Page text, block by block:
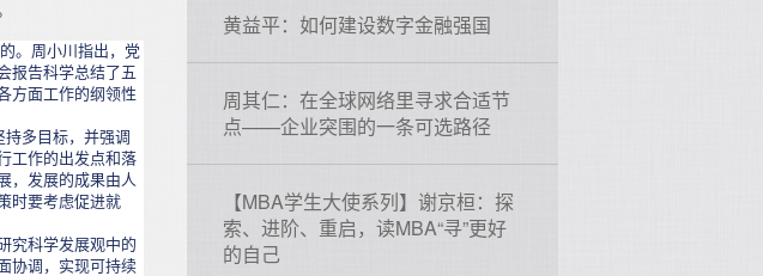
。周小川指出，党
报告科学总结了五
方面工作的纲领性
多目标，并强调
工作的出发点和落
，发展的成果由人
时要考虑促进就
究科学发展观中的
协调，实现可持续
黄益平：如何建设数字金融强国
周其仁：在全球网络里寻求合适节
点——企业突围的一条可选路径
【MBA学生大使系列】谢京桓：探
索、进阶、重启，读MBA“寻”更好
的自己